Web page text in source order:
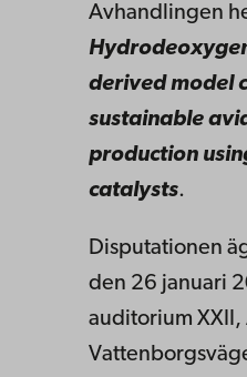
Avhandlingen
derived model
sustainable
production
catalysts.
Disputationen
den 26 januari
auditorium XXII,